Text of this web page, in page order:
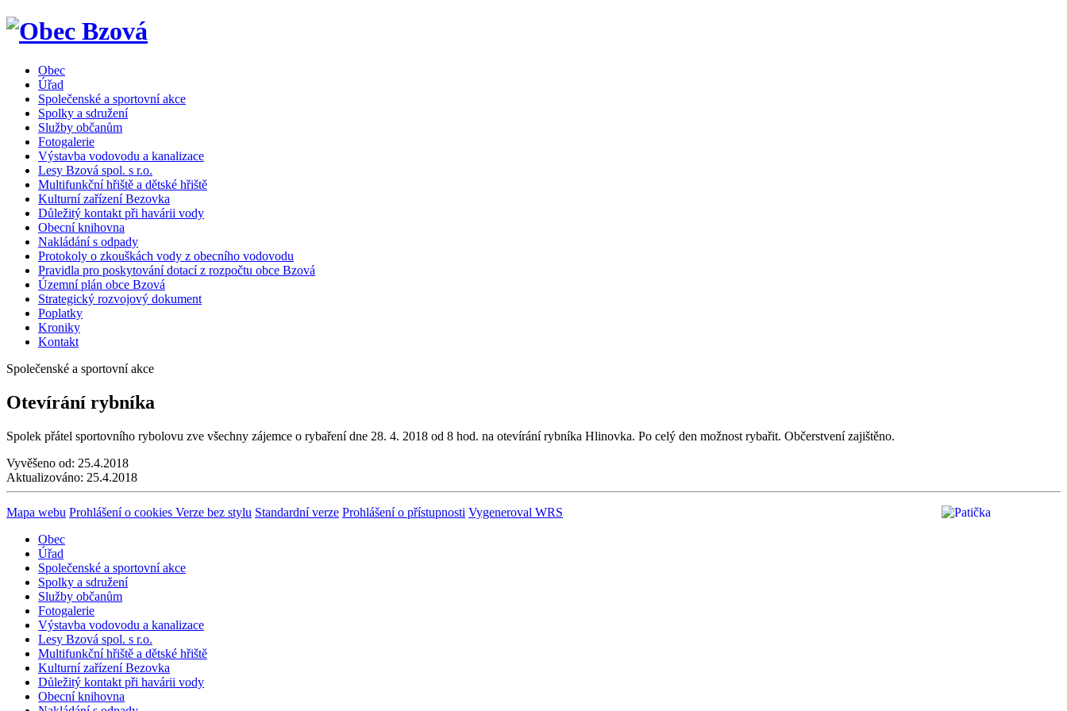
Obec
Úřad
Společenské a sportovní akce
Spolky a sdružení
Služby občanům
Fotogalerie
Výstavba vodovodu a kanalizace
Lesy Bzová spol. s r.o.
Multifunkční hřiště a dětské hřiště
Kulturní zařízení Bezovka
Důležitý kontakt při havárii vody
Obecní knihovna
Nakládání s odpady
Protokoly o zkouškách vody z obecního vodovodu
Pravidla pro poskytování dotací z rozpočtu obce Bzová
Územní plán obce Bzová
Strategický rozvojový dokument
Poplatky
Kroniky
Kontakt
Společenské a sportovní akce
Otevírání rybníka
Spolek přátel sportovního rybolovu zve všechny zájemce o rybaření dne 28. 4. 2018 od 8 hod. na otevírání rybníka Hlinovka. Po celý den možnost rybařit. Občerstvení zajištěno.
Vyvěšeno od: 25.4.2018
Aktualizováno: 25.4.2018
Mapa webu Prohlášení o cookies Verze bez stylu Standardní verze Prohlášení o přístupnosti Vygeneroval WRS
Obec
Úřad
Společenské a sportovní akce
Spolky a sdružení
Služby občanům
Fotogalerie
Výstavba vodovodu a kanalizace
Lesy Bzová spol. s r.o.
Multifunkční hřiště a dětské hřiště
Kulturní zařízení Bezovka
Důležitý kontakt při havárii vody
Obecní knihovna